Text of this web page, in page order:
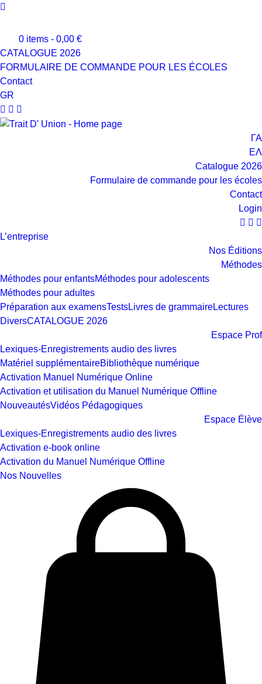

0 items - 0,00 €
CATALOGUE 2026
FORMULAIRE DE COMMANDE POUR LES ÉCOLES
Contact
GR
  
ΓΑ
ΕΛ
Catalogue 2026
Formulaire de commande pour les écoles
Contact
Login
  
L’entreprise
Nos Éditions
Méthodes
Méthodes pour enfantsMéthodes pour adolescents
Méthodes pour adultes
Préparation aux examensTestsLivres de grammaireLectures
DiversCATALOGUE 2026
Espace Prof
Lexiques-Enregistrements audio des livres
Matériel supplémentaireBibliothèque numérique
Activation Manuel Numérique Online
Activation et utilisation du Manuel Numérique Offline
NouveautésVidéos Pédagogiques
Espace Élève
Lexiques-Enregistrements audio des livres
Activation e-book online
Activation du Manuel Numérique Offline
Nos Nouvelles